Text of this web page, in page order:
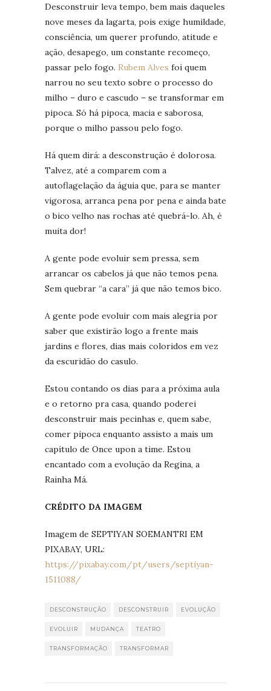
Desconstruir leva tempo, bem mais daqueles
nove meses da lagarta, pois exige humildade,
consciência, um querer profundo, atitude e
ação, desapego, um constante recomeço,
passar pelo fogo. Rubem Alves foi quem
narrou no seu texto sobre o processo do
milho – duro e cascudo – se transformar em
pipoca. Só há pipoca, macia e saborosa,
porque o milho passou pelo fogo.
Há quem dirá: a desconstrução é dolorosa.
Talvez, até a comparem com a
autoflagelação da águia que, para se manter
vigorosa, arranca pena por pena e ainda bate
o bico velho nas rochas até quebrá-lo. Ah, é
muita dor!
A gente pode evoluir sem pressa, sem
arrancar os cabelos já que não temos pena.
Sem quebrar “a cara” já que não temos bico.
A gente pode evoluir com mais alegria por
saber que existirão logo a frente mais
jardins e flores, dias mais coloridos em vez
da escuridão do casulo.
Estou contando os dias para a próxima aula
e o retorno pra casa, quando poderei
desconstruir mais pecinhas e, quem sabe,
comer pipoca enquanto assisto a mais um
capítulo de Once upon a time. Estou
encantado com a evolução da Regina, a
Rainha Má.
CRÉDITO DA IMAGEM
Imagem de SEPTIYAN SOEMANTRI EM
PIXABAY, URL:
https://pixabay.com/pt/users/septiyan-
1511088/
DESCONSTRUÇÃO DESCONSTRUIR EVOLUÇÃO
EVOLUIR MUDANÇA TEATRO
TRANSFORMAÇÃO TRANSFORMAR